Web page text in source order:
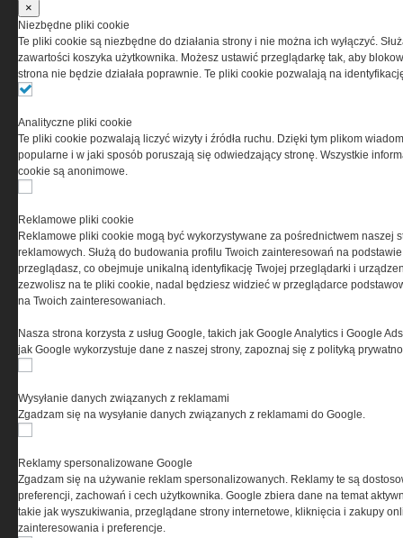
przez Grupa MEDIUM Spółka z ograniczoną
odpowiedzialnością Spółka komandytowa, nr KRS:
0000537655, NIP 1132860378, REGON 146393437
(zwana dalej Grupa MEDIUM) w postaci Regulaminu.
Ta witryna wykorzystuje pliki cookies do przechowywania
informacji na Twoim komputerze. Pliki cookies stosujemy
w celu świadczenia usług na najwyższym poziomie,
w tym w sposób dostosowany do indywidualnych potrzeb.
cookies oznacza, że będą one zamieszczane w Twoim
urządzeniu końcowym. W każdym momencie możesz
dokonać zmiany ustawień przeglądarki dotyczących
serwisu prosimy o zapoznanie się z naszą
prywatności
oraz informacją o cookies
×
Niezbędne pliki cookie
Te pliki cookie są niezbędne do działania strony i nie można ich wyłączyć.
zawartości koszyka użytkownika. Możesz ustawić przeglądarkę tak, aby
strona nie będzie działała poprawnie. Te pliki cookie pozwalają na
Analityczne pliki cookie
Te pliki cookie pozwalają liczyć wizyty i źródła ruchu. Dzięki tym plikom
popularne i w jaki sposób poruszają się odwiedzający stronę. Wszystkie
cookie są anonimowe.
Reklamowe pliki cookie
Reklamowe pliki cookie mogą być wykorzystywane za pośrednictwem naszej
reklamowych. Służą do budowania profilu Twoich zainteresowań na
przeglądasz, co obejmuje unikalną identyfikację Twojej przeglądarki i
zezwolisz na te pliki cookie, nadal będziesz widzieć w przeglądarce
na Twoich zainteresowaniach.
Nasza strona korzysta z usług Google, takich jak Google Analytics i Google
jak Google wykorzystuje dane z naszej strony, zapoznaj się z polityką
Wysyłanie danych związanych z reklamami
Zgadzam się na wysyłanie danych związanych z reklamami do Google.
Reklamy spersonalizowane Google
Zgadzam się na używanie reklam spersonalizowanych. Reklamy te są
preferencji, zachowań i cech użytkownika. Google zbiera dane na temat
takie jak wyszukiwania, przeglądane strony internetowe, kliknięcia i zakupy
zainteresowania i preferencje.